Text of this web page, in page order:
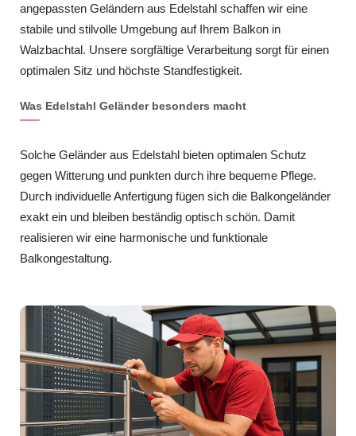
angepassten Geländern aus Edelstahl schaffen wir eine
stabile und stilvolle Umgebung auf Ihrem Balkon in
Walzbachtal. Unsere sorgfältige Verarbeitung sorgt für einen
optimalen Sitz und höchste Standfestigkeit.
Was Edelstahl Geländer besonders macht
Solche Geländer aus Edelstahl bieten optimalen Schutz
gegen Witterung und punkten durch ihre bequeme Pflege.
Durch individuelle Anfertigung fügen sich die Balkongeländer
exakt ein und bleiben beständig optisch schön. Damit
realisieren wir eine harmonische und funktionale
Balkongestaltung.